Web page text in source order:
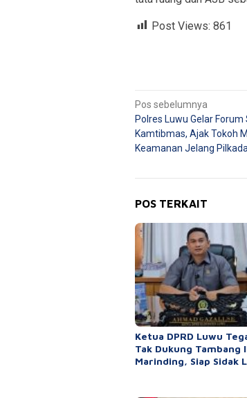
Post Views: 861
Navigasi
pos
Pos sebelumnya
Polres Luwu Gelar
Kamtibmas, Ajak Tokoh
Keamanan Jelang Pilkada
POS TERKAIT
Ketua DPRD Luwu
Tak Dukung Tambang
Marinding, Siap Sidak